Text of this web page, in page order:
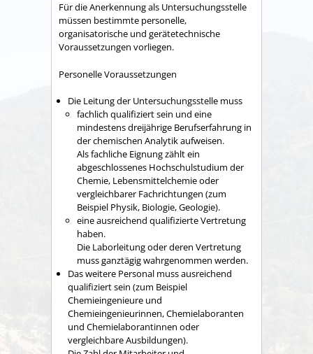
Für die Anerkennung als Untersuchungsstelle
müssen bestimmte personelle,
organisatorische und gerätetechnische
Voraussetzungen vorliegen.
Personelle Voraussetzungen
Die Leitung der Untersuchungsstelle muss
fachlich qualifiziert sein und eine
mindestens dreijährige Berufserfahrung in
der chemischen Analytik aufweisen.
Als fachliche Eignung zählt ein
abgeschlossenes Hochschulstudium der
Chemie, Lebensmittelchemie oder
vergleichbarer Fachrichtungen (zum
Beispiel Physik, Biologie, Geologie).
eine ausreichend qualifizierte Vertretung
haben.
Die Laborleitung oder deren Vertretung
muss ganztägig wahrgenommen werden.
Das weitere Personal muss ausreichend
qualifiziert sein (zum Beispiel
Chemieingenieure und
Chemieingenieurinnen, Chemielaboranten
und Chemielaborantinnen oder
vergleichbare Ausbildungen).